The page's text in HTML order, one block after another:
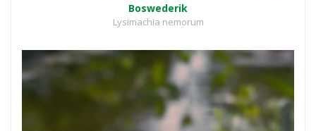
Boswederik
Lysimachia nemorum